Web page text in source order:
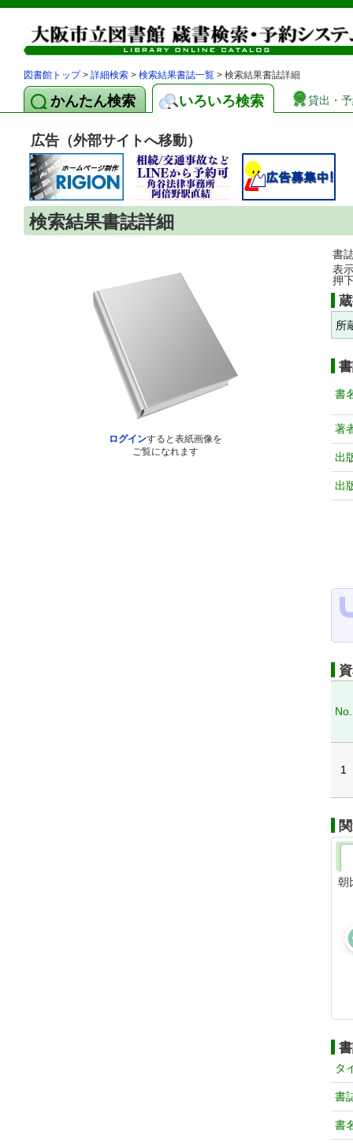
図書館トップ> 詳細検索 > 検索結果書誌一覧 > 検索結果書誌詳細
かんたん検索 いろいろ検索 貸出・
広告（外部サイトへ移動）
検索結果書誌詳細
ログインすると表紙画像を
ご覧になれます
書
表
押
所
書
著
出
出
No.
1
朝
タ
書
書